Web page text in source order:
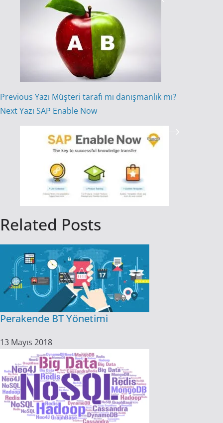
Previous Yazı Müşteri tarafı mı danışmanlık mı?
NextYazı SAP Enable Now
Related Posts
Perakende BT Yönetimi
13 Mayıs 2018